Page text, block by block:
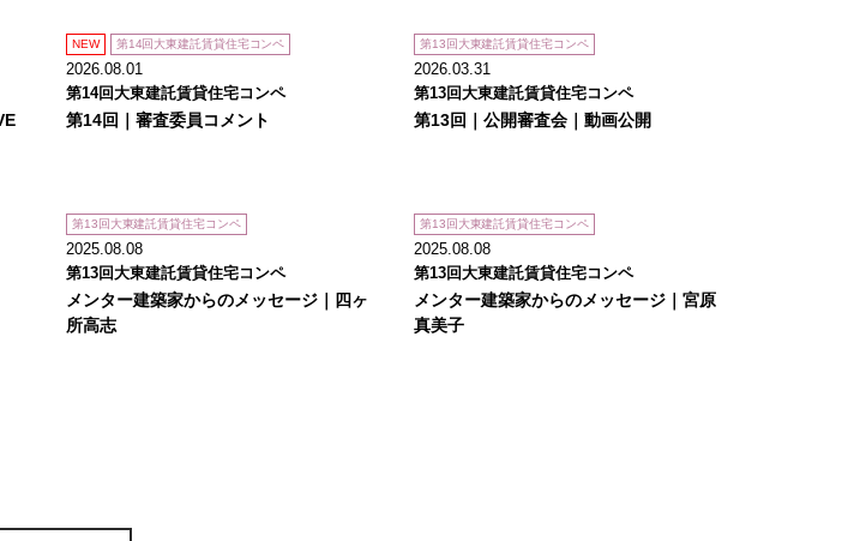
NEW 第14回大東建託賃貸住宅コンペ
2026.08.01
第14回大東建託賃貸住宅コンペ
第14回｜審査委員コメント
第13回大東建託賃貸住宅コンペ
2026.03.31
第13回大東建託賃貸住宅コンペ
第13回｜公開審査会｜動画公開
第13回大東建託賃貸住宅コンペ
2025.08.08
第13回大東建託賃貸住宅コンペ
メンター建築家からのメッセージ｜四ヶ
所高志
第13回大東建託賃貸住宅コンペ
2025.08.08
第13回大東建託賃貸住宅コンペ
メンター建築家からのメッセージ｜宮原
真美子